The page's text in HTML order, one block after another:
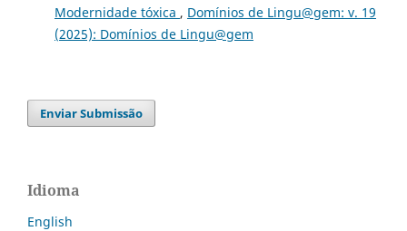
Modernidade tóxica , Domínios de Lingu@gem: v. 19
(2025): Domínios de Lingu@gem
Enviar Submissão
Idioma
English